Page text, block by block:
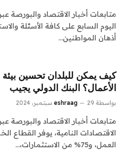
متابعات أخبار الاقتصاد والبورصة
اليوم السابع على كافة الأسئلة
أذهان المواطنين…
كيف يمكن للبلدان تحسين
الأعمال؟ البنك الدولي يجيب
بواسطة eshraag 29 سبتمبر، 2024
متابعات أخبار الاقتصاد والبورصة
العمل، و75% من الاستثمارات،…